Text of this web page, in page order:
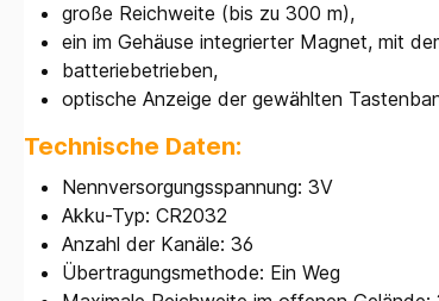
große Reichweite (bis zu 300 m),
ein im Gehäuse integrierter Magnet, mit
batteriebetrieben,
optische Anzeige der gewählten
Technische Daten:
Nennversorgungsspannung: 3V
Akku-Typ: CR2032
Anzahl der Kanäle: 36
Übertragungsmethode: Ein Weg